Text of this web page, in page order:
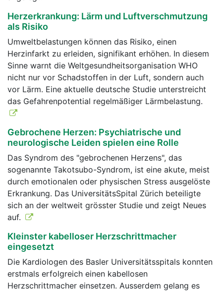
Herzerkrankung: Lärm und Luftverschmutzung
als Risiko
Umweltbelastungen können das Risiko, einen
Herzinfarkt zu erleiden, signifikant erhöhen. In diesem
Sinne warnt die Weltgesundheitsorganisation WHO
nicht nur vor Schadstoffen in der Luft, sondern auch
vor Lärm. Eine aktuelle deutsche Studie unterstreicht
das Gefahrenpotential regelmäßiger Lärmbelastung.
Gebrochene Herzen: Psychiatrische und
neurologische Leiden spielen eine Rolle
Das Syndrom des "gebrochenen Herzens", das
sogenannte Takotsubo-Syndrom, ist eine akute, meist
durch emotionalen oder physischen Stress ausgelöste
Erkrankung. Das UniversitätsSpital Zürich beteiligte
sich an der weltweit grösster Studie und zeigt Neues
auf.
Kleinster kabelloser Herzschrittmacher
eingesetzt
Die Kardiologen des Basler Universitätsspitals konnten
erstmals erfolgreich einen kabellosen
Herzschrittmacher einsetzen. Ausserdem gelang es